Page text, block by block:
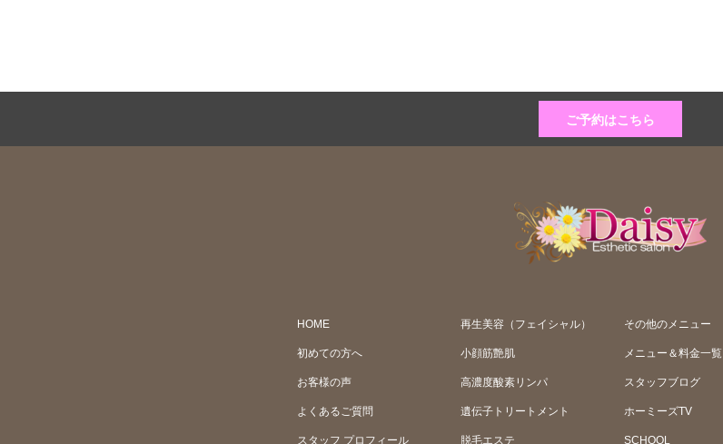
ご予約はこちら
HOME
初めての方へ
お客様の声
よくあるご質問
スタッフ プロフィール
再生美容（フェイシャル）
小顔筋艶肌
高濃度酸素リンパ
遺伝子トリートメント
脱毛エステ
その他のメニュー
メニュー＆料金一覧
スタッフブログ
ホーミーズTV
SCHOOL